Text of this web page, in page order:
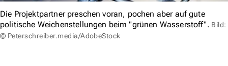
Die Projektpartner preschen voran, pochen aber auf gute
politische Weichenstellungen beim "grünen Wasserstoff". Bild:
© Peterschreiber.media/AdobeStock